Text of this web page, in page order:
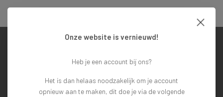
Contactgegevens
Onze website is vernieuwd!
Heb je een account bij ons?
Het is dan helaas noodzakelijk om je account
opnieuw aan te maken, dit doe je via de volgende